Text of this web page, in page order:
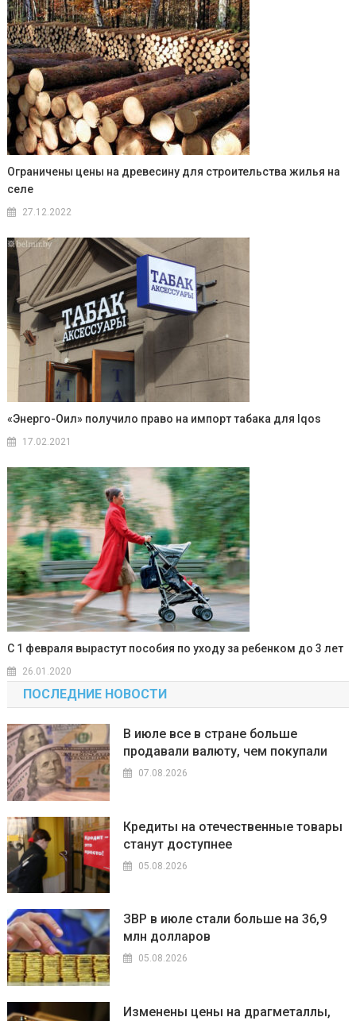
Ограничены цены на древесину для строительства жилья на
селе
27.12.2022
«Энерго-Оил» получило право на импорт табака для Iqos
17.02.2021
С 1 февраля вырастут пособия по уходу за ребенком до 3 лет
26.01.2020
ПОСЛЕДНИЕ НОВОСТИ
В июле все в стране больше
продавали валюту, чем покупали
07.08.2026
Кредиты на отечественные товары
станут доступнее
05.08.2026
ЗВР в июле стали больше на 36,9
млн долларов
05.08.2026
Изменены цены на драгметаллы,